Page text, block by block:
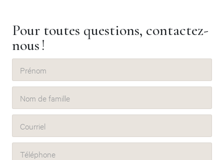
Pour toutes questions, contactez-
nous !
Prénom
Nom de famille
Courriel
Téléphone